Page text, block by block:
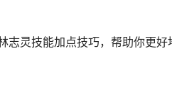
灵技能加点技巧，帮助你更好